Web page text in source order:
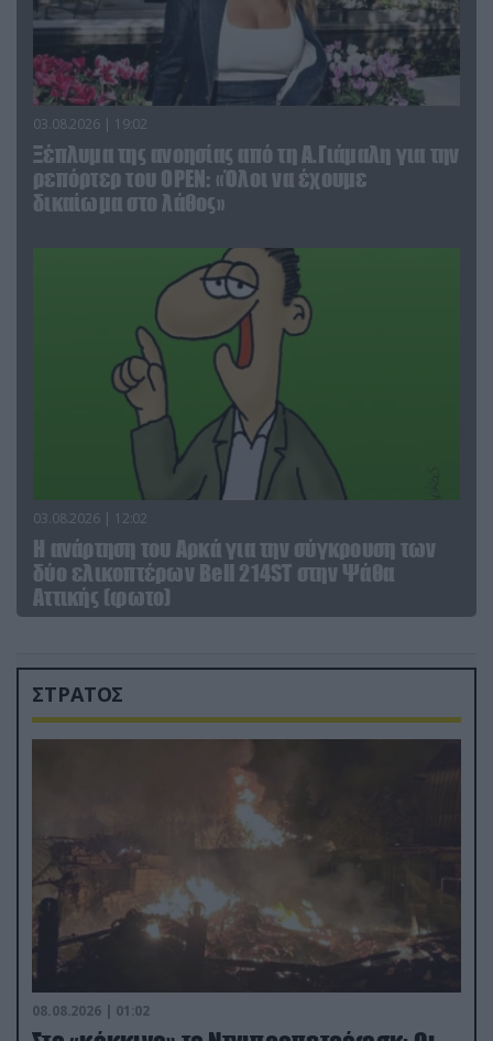
03.08.2026 | 19:02
Ξέπλυμα της ανοησίας από τη Α.Γιάμαλη για την
ρεπόρτερ του ΟΡΕΝ: «Όλοι να έχουμε
δικαίωμα στο λάθος»
03.08.2026 | 12:02
Η ανάρτηση του Αρκά για την σύγκρουση των
δύο ελικοπτέρων Bell 214ST στην Ψάθα
Αττικής (φωτο)
ΣΤΡΑΤΟΣ
08.08.2026 | 01:02